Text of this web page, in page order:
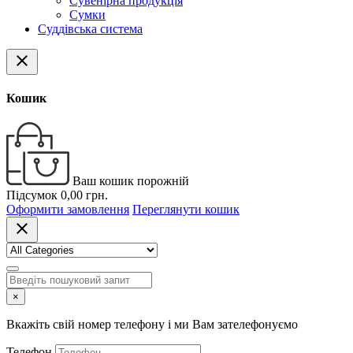
Сумки
Суддівська система
close
Кошик
Ваш кошик порожній
Підсумок 0,00 грн.
Оформити замовлення Переглянути кошик
close
×
Вкажіть свій номер телефону і ми Вам зателефонуємо